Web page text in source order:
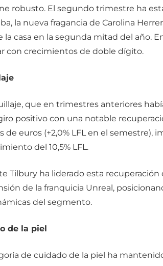
robusto. El segundo trimestre ha
la nueva fragancia de Carolina
la casa en la segunda mitad del año.
con crecimientos de doble dígito.
que en trimestres anteriores
positivo con una notable
de euros (+2,0% LFL en el
del 10,5% LFL.
Tilbury ha liderado esta
de la franquicia Unreal,
del segmento.
de la piel
de cuidado de la piel ha